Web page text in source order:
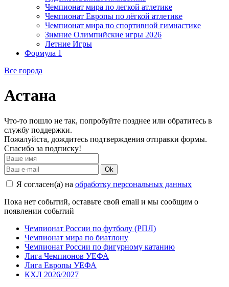
Чемпионат мира по легкой атлетике
Чемпионат Европы по лёгкой атлетике
Чемпионат мира по спортивной гимнастике
Зимние Олимпийские игры 2026
Летние Игры
Формула 1
Все города
Астана
Что-то пошло не так, попробуйте позднее или обратитесь в
службу поддержки.
Пожалуйста, дождитесь подтверждения отправки формы.
Спасибо за подписку!
Ok
Я согласен(а) на обработку персональных данных
Пока нет событий, оставьте свой email и мы сообщим о
появлении событий
Чемпионат России по футболу (РПЛ)
Чемпионат мира по биатлону
Чемпионат России по фигурному катанию
Лига Чемпионов УЕФА
Лига Европы УЕФА
КХЛ 2026/2027